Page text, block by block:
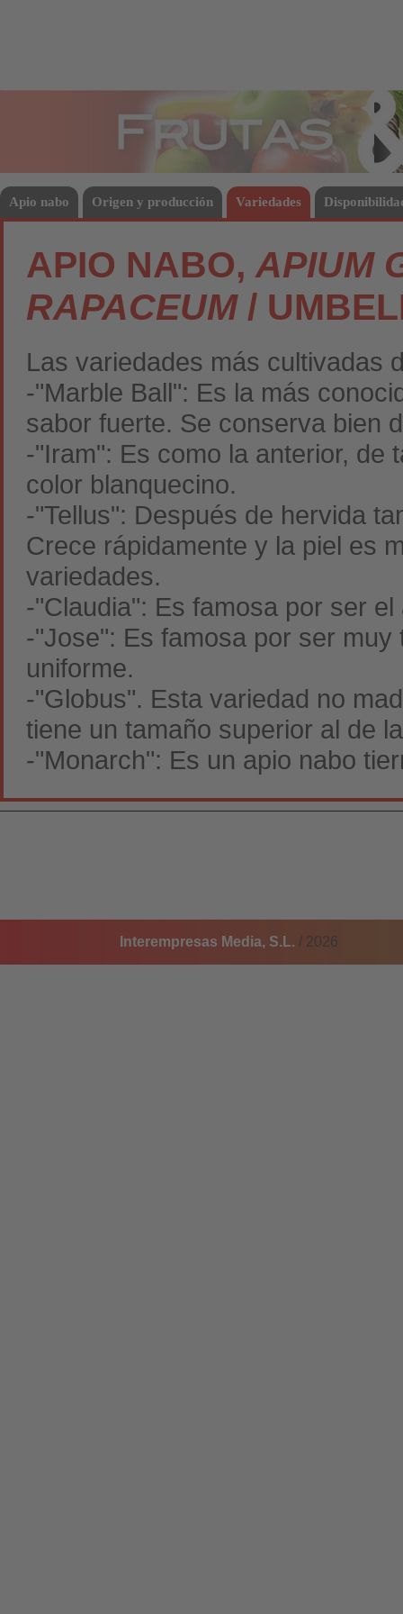
Apio nabo Origen y producción Variedades
APIO NABO, APIUM
RAPACEUM/
Las variedades más cultivadas
-"Marble Ball": Es la más
sabor fuerte. Se conserva bien
-"Iram": Es como la anterior, de
color blanquecino.
-"Tellus": Después de hervida
Crece rápidamente y la piel es
variedades.
-"Claudia": Es famosa por ser
-"Jose": Es famosa por ser
uniforme.
-"Globus". Esta variedad no
tiene un tamaño superior al de
-"Monarch": Es un apio nabo
Interempresas Media, S.L. / 2026